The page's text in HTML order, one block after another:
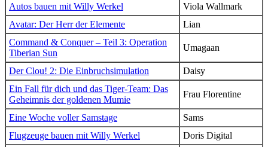
Autos bauen mit Willy Werkel
Viola Wallmark
Avatar: Der Herr der Elemente
Lian
Command & Conquer – Teil 3: Operation
Tiberian Sun
Umagaan
Der Clou! 2: Die Einbruchsimulation
Daisy
Ein Fall für dich und das Tiger-Team: Das
Geheimnis der goldenen Mumie
Frau Florentine
Eine Woche voller Samstage
Sams
Flugzeuge bauen mit Willy Werkel
Doris Digital